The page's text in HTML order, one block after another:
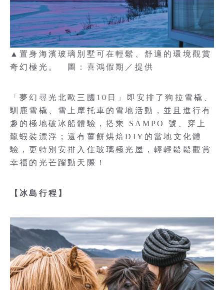
▲置身海濱玻璃別墅可在輕鬆、舒適的環境觀賞
奇幻極光。 圖：喜鴻假期／提供
「夢幻尋光北歐三國10日」即安排了狗拉雪橇、
馴鹿雪橇、雪上摩托車的雪地活動，並且進行有
趣的極地破冰船體驗，搭乘 SAMPO 號、穿上
龍蝦裝漂浮；還有薑餅烘焙DIY的當地文化體
驗，更特別安排入住玻璃極光屋，輕輕鬆鬆觀賞
幸福的光芒躍動天際！
【冰島行程】